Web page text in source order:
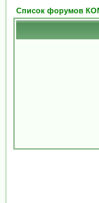
Список форумов